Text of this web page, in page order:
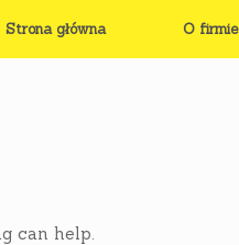
Strona główna O firmie
can help.